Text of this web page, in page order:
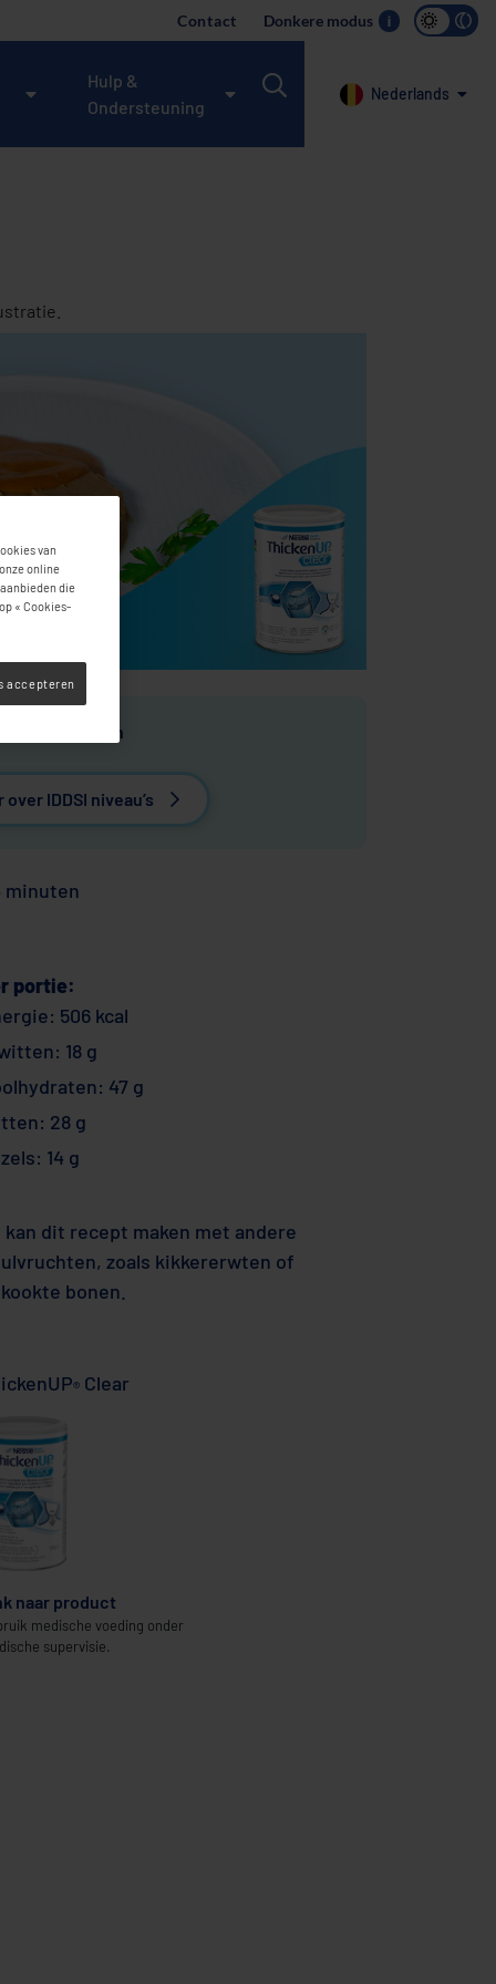
Contact Donkere modus i
Hulp &
Ondersteuning
Nederlands
Gladgemalen
IDDSI niveau’s
minuten
portie:
506 kcal
18 g
47 g
28 g
14 g
kan dit recept maken met andere
zoals kikkererwten of
bonen.
® Clear
naar product
medische voeding onder
supervisie.
van
online
die
« Cookies-
accepteren